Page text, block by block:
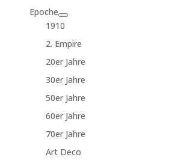
Epoche
1910
2. Empire
20er Jahre
30er Jahre
50er Jahre
60er Jahre
70er Jahre
Art Deco